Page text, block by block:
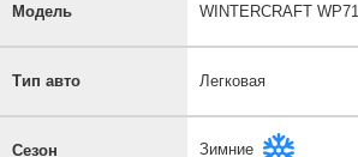
Модель WINTERCRAFT WP71
Тип авто Легковая
Сезон Зимние